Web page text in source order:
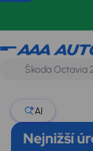
BMW
AI